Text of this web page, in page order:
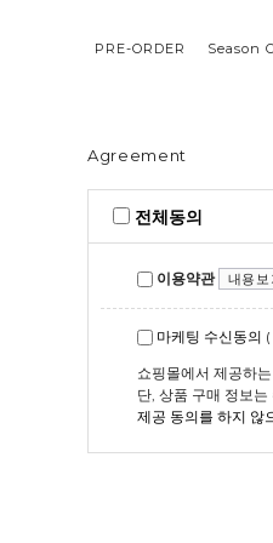
PRE-ORDER Season
Agreement
전체동의
이용약관 내용보
마케팅 수신동의 (
쇼핑몰에서 제공하
단, 상품 구매 정보
제공 동의를 하지 않